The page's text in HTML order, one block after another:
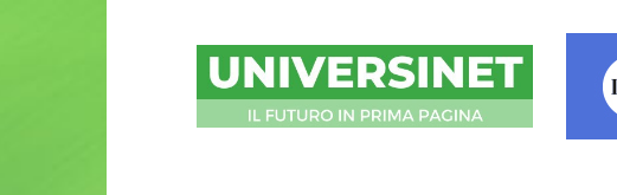
UniversiNet
Magazine